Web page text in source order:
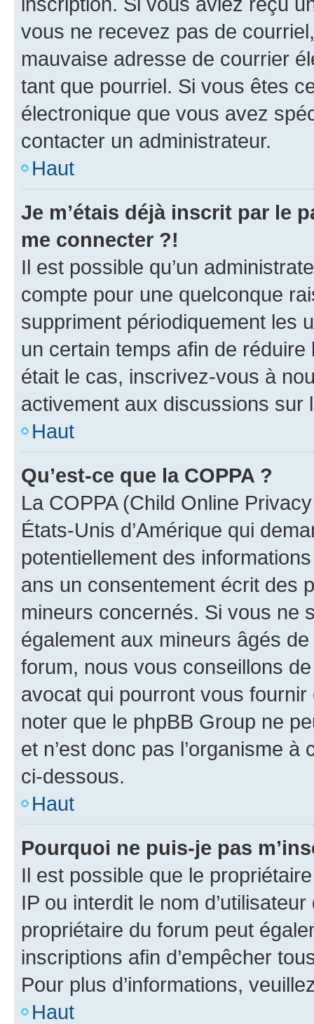
vous ne recevez pas de
mauvaise adresse de courrier
tant que pourriel. Si vous êtes
électronique que vous avez
contacter un administrateur.
Haut
Je m’étais déjà inscrit par le
me connecter ?!
Il est possible qu’un
compte pour une quelconque
suppriment périodiquement les
un certain temps afin de
était le cas, inscrivez-vous à
activement aux discussions sur
Haut
Qu’est-ce que la COPPA ?
La COPPA (Child Online
États-Unis d’Amérique qui
potentiellement des
ans un consentement écrit des
mineurs concernés. Si vous ne
également aux mineurs âgés
forum, nous vous conseillons
avocat qui pourront vous
noter que le phpBB Group ne
et n’est donc pas l’organisme
ci-dessous.
Haut
Pourquoi ne puis-je pas
Il est possible que le
IP ou interdit le nom
propriétaire du forum peut
inscriptions afin d’empêcher
Pour plus d’informations,
Haut